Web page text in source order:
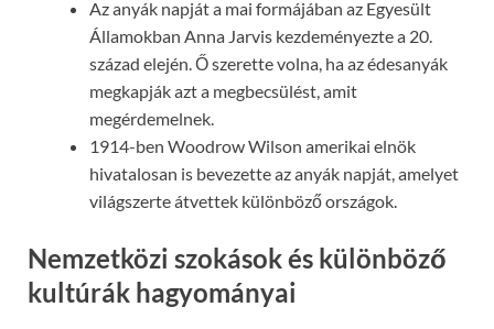
Az anyák napját a mai formájában az Egyesült
Államokban Anna Jarvis kezdeményezte a 20.
század elején. Ő szerette volna, ha az édesanyák
megkapják azt a megbecsülést, amit
megérdemelnek.
1914-ben Woodrow Wilson amerikai elnök
hivatalosan is bevezette az anyák napját, amelyet
világszerte átvettek különböző országok.
Nemzetközi szokások és különböző
kultúrák hagyományai